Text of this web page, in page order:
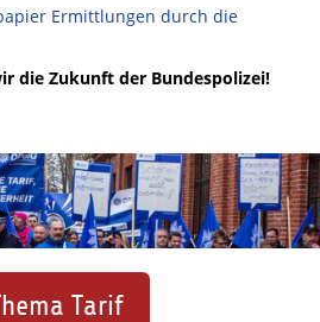
Ermittlungen durch die
die Zukunft der Bundespolizei!
Tarif